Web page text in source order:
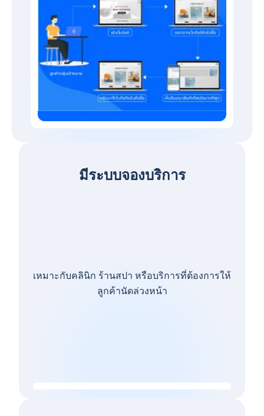
มีระบบจองบริการ
เหมาะกับคลินิก ร้านสปา หรือบริการที่ต้องการให้
ลูกค้านัดล่วงหน้า